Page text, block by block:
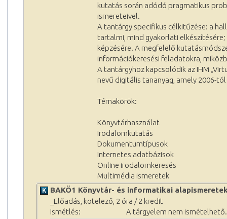
kutatás során adódó pragmatikus
ismereteivel.
A tantárgy specifikus célkitűzése: a
tartalmi, mind gyakorlati
képzésére. A megfelelő
információkeresési feladatokra,
A tantárgyhoz kapcsolódik az IHM
nevű digitális tananyag, amely 2006-
Témakörök:
Könyvtárhasználat
Irodalomkutatás
Dokumentumtípusok
Internetes adatbázisok
Online irodalomkeresés
Multimédia ismeretek
BAKÖ1 Könyvtár- és informatikai
_Előadás, kötelező, 2 óra / 2 kredit
Ismétlés:
A tárgyelem nem ismételhető.